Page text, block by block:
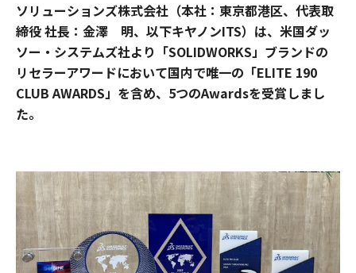
ソリューションズ株式会社（本社：東京都港区、代表取
締役 社長：金澤 明、以下キヤノンITS）は、米国ダッ
ソー・システムズ社より「SOLIDWORKS」ブランドの
リセラーアワードにおいて国内で唯一の「ELITE 190
CLUB AWARDS」を含め、5つのAwardsを受賞しまし
た。